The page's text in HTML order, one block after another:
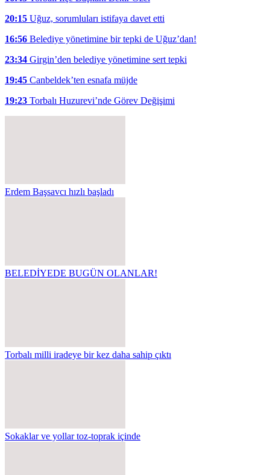
20:15 Uğuz, sorumluları istifaya davet etti
16:56 Belediye yönetimine bir tepki de Uğuz’dan!
23:34 Girgin’den belediye yönetimine sert tepki
19:45 Canbeldek’ten esnafa müjde
19:23 Torbalı Huzurevi’nde Görev Değişimi
Erdem Başsavcı hızlı başladı
BELEDİYEDE BUGÜN OLANLAR!
Torbalı milli iradeye bir kez daha sahip çıktı
Sokaklar ve yollar toz-toprak içinde